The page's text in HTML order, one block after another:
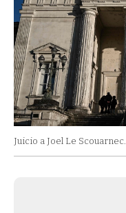
Juicio a Joel Le Scouarnec.